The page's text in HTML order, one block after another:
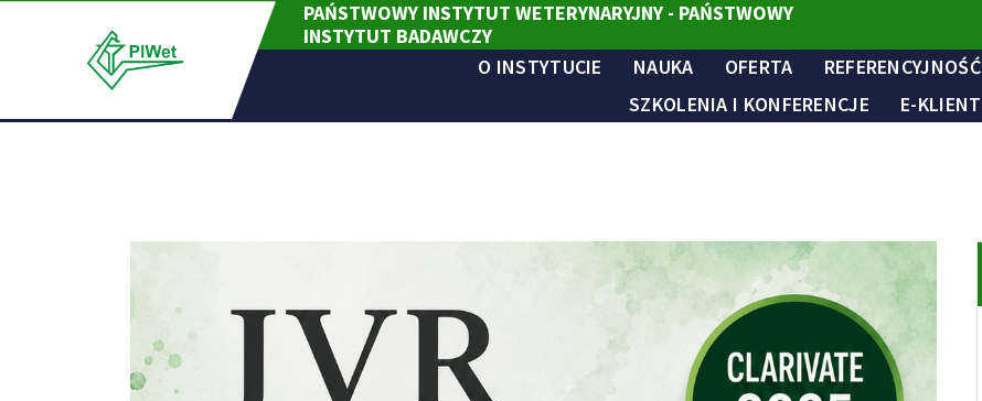
PAŃSTWOWY INSTYTUT WETERYNARYJNY - PAŃSTWOWY
INSTYTUT BADAWCZY
O INSTYTUCIE
NAUKA OFERTA REFERENCYJNOŚĆ
SZKOLENIA I KONFERENCJE
E-KLIENT